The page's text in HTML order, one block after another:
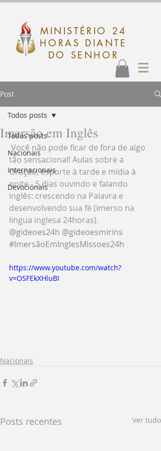
MINISTÉRIO 24
HORAS DIANTE
DO SENHOR
Post
Todos posts
Nacionais
Internacionais
Devocionais
Todos posts
Imersão em Inglês
tão sensacional! Aulas sobre a
Oração, esporte à tarde e mídia à
noite - 5 dias ouvindo e falando
inglês: crescendo na Palavra e
desenvolvendo sua fé (imerso na
língua inglesa 24horas).
@gideoes24h @gideoesmirins
#ImersãoEmInglesMissoes24h
https://www.youtube.com/watch?
v=OSFEkXHluBI
Nacionais
Posts recentes Ver tudo